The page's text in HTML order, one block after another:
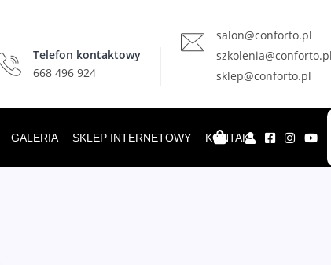
Telefon kontaktowy
668 496 924
salon@conforto.pl
szkolenia@conforto.pl
sklep@conforto.pl
GALERIA SKLEP INTERNETOWY KONTAKT